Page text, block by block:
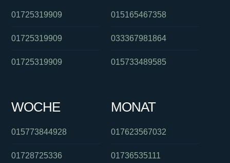
01725319909
01725319909
01725319909
015165467358
033367981864
015733489585
WOCHE
015773844928
01728725336
MONAT
017623567032
01736535111